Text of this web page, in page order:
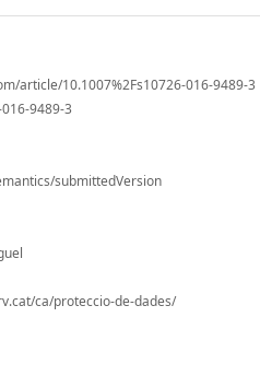
article/10.1007%2Fs10726-016-9489-3
9489-3
submittedVersion
ca/proteccio-de-dades/